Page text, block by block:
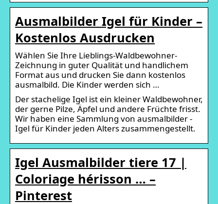
Ausmalbilder Igel für Kinder –
Kostenlos Ausdrucken
Wählen Sie Ihre Lieblings-Waldbewohner-
Zeichnung in guter Qualität und handlichem
Format aus und drucken Sie dann kostenlos
ausmalbild. Die Kinder werden sich …
Der stachelige Igel ist ein kleiner Waldbewohner,
der gerne Pilze, Äpfel und andere Früchte frisst.
Wir haben eine Sammlung von ausmalbilder -
Igel für Kinder jeden Alters zusammengestellt.
Igel Ausmalbilder tiere 17 |
Coloriage hérisson … –
Pinterest